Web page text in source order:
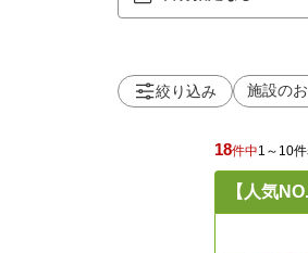
絞り込み
18件中1～10
【人気